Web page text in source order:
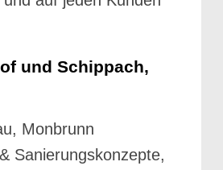
und Schippach,
Monbrunn
Sanierungskonzepte,